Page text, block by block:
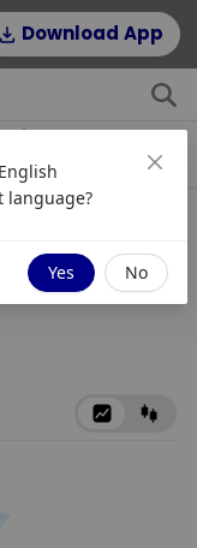
Download App
English
language?
Yes No